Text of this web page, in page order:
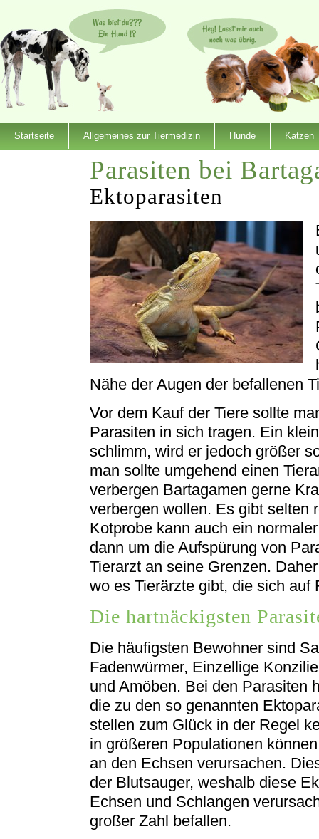
Startseite Allgemeines zur Tiermedizin Hunde Katzen
Parasiten bei
Ektoparasiten
Nähe der Augen der befallenen
Vor dem Kauf der Tiere sollte
Parasiten in sich tragen. Ein
schlimm, wird er jedoch größer
man sollte umgehend einen
verbergen Bartagamen gerne
verbergen wollen. Es gibt selten
Kotprobe kann auch ein
dann um die Aufspürung von
Tierarzt an seine Grenzen.
wo es Tierärzte gibt, die sich
Die hartnäckigsten
Die häufigsten Bewohner sind
Fadenwürmer, Einzellige
und Amöben. Bei den Parasiten
die zu den so genannten
stellen zum Glück in der Regel
in größeren Populationen
an den Echsen verursachen.
der Blutsauger, weshalb diese
Echsen und Schlangen
großer Zahl befallen.